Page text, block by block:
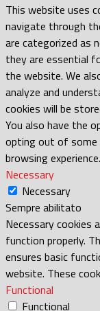
This website uses
navigate through
are categorized as
they are essential
the website. We
analyze and
cookies will be
You also have the
opting out of
browsing experience.
Necessary
Necessary
Sempre abilitato
Necessary cookies
function properly.
ensures basic
website. These
Functional
Functional